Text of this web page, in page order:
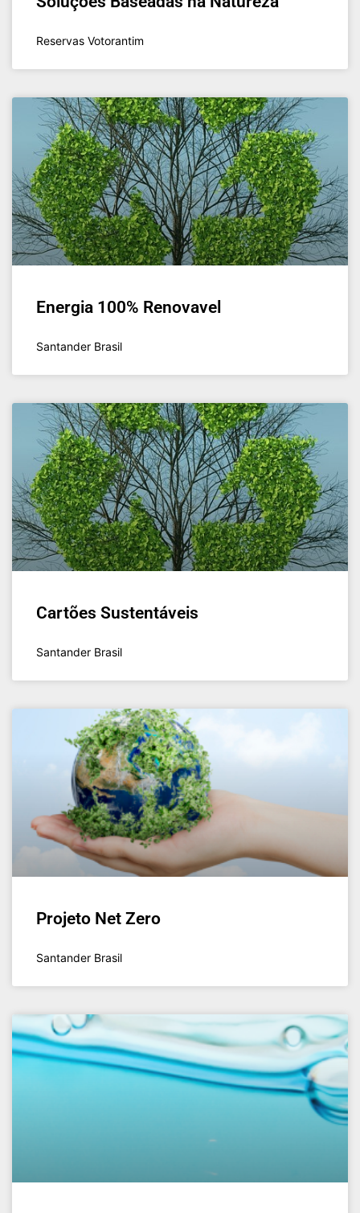
Reservas Votorantim
Energia 100% Renovavel
Santander Brasil
Cartões Sustentáveis
Santander Brasil
Projeto Net Zero
Santander Brasil